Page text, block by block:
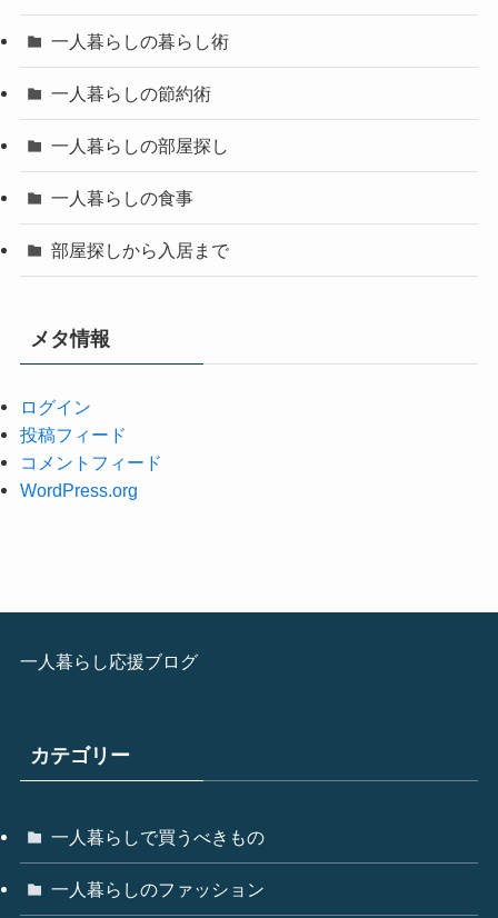
一人暮らしの暮らし術
一人暮らしの節約術
一人暮らしの部屋探し
一人暮らしの食事
部屋探しから入居まで
メタ情報
ログイン
投稿フィード
コメントフィード
WordPress.org
一人暮らし応援ブログ
カテゴリー
一人暮らしで買うべきもの
一人暮らしのファッション